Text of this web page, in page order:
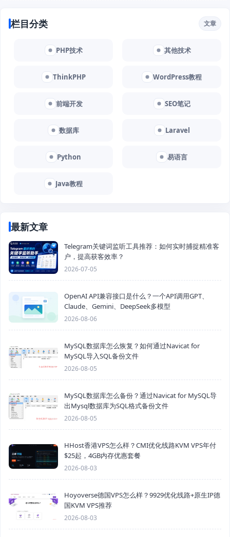
栏目分类 文章
PHP技术 其他技术
ThinkPHP WordPress教程
前端开发 SEO笔记
数据库 Laravel
Python 易语言
Java教程
最新文章
Telegram关键词监听工具推荐：如何实时捕捉精准客
户，提高获客效率？
2026-07-05
OpenAI API兼容接口是什么？一个API调用GPT、
Claude、Gemini、DeepSeek多模型
2026-08-06
MySQL数据库怎么恢复？如何通过Navicat for
MySQL导入SQL备份文件
2026-08-05
MySQL数据库怎么备份？通过Navicat for MySQL导
出Mysql数据库为SQL格式备份文件
2026-08-05
HHost香港VPS怎么样？CMI优化线路KVM VPS年付
$25起，4GB内存优惠套餐
2026-08-03
Hoyoverse德国VPS怎么样？9929优化线路+原生IP德
国KVM VPS推荐
2026-08-03